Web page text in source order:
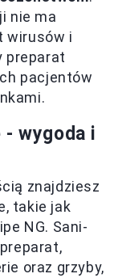
nie ma
wirusów i
preparat
pacjentów
wygoda i
znajdziesz
takie jak
NG. Sani-
oraz grzyby,